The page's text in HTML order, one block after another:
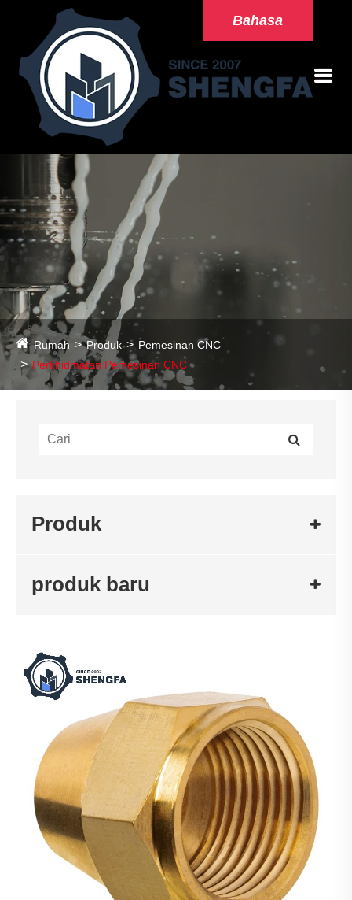
Bahasa
Rumah Produk
Pemesinan CNC
Perkhidmatan Pemesinan CNC
Produk
produk baru